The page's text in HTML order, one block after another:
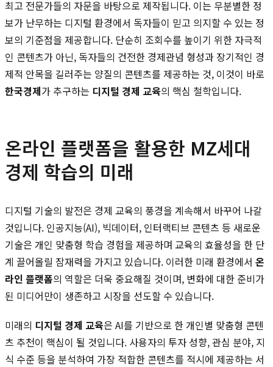
최고 전문가들의 자문을 바탕으로 제작됩니다. 이는 무분별한 정
보가 난무하는 디지털 환경에서 독자들이 믿고 의지할 수 있는 정
보의 기준점을 제공합니다. 단순히 조회수를 높이기 위한 자극적
인 콘텐츠가 아닌, 독자들의 건전한 경제관념 형성과 장기적인 경
제적 안목을 길러주는 양질의 콘텐츠를 제공하는 것, 이것이 바로
한국경제가 추구하는 디지털 경제 교육의 핵심 철학입니다.
온라인 플랫폼을 활용한 MZ세대
경제 학습의 미래
디지털 기술의 발전은 경제 교육의 풍경을 계속해서 바꾸어 나갈
것입니다. 인공지능(AI), 빅데이터, 인터랙티브 콘텐츠 등 새로운
기술은 개인 맞춤형 학습 경험을 제공하며 교육의 효율성을 한 단
계 끌어올릴 잠재력을 가지고 있습니다. 이러한 미래 환경에서 온
라인 플랫폼의 역할은 더욱 중요해질 것이며, 변화에 대한 준비가
된 미디어만이 생존하고 시장을 선도할 수 있습니다.
미래의 디지털 경제 교육은 AI를 기반으로 한 개인별 맞춤형 콘텐
츠 추천이 핵심이 될 것입니다. 사용자의 투자 성향, 관심 분야, 지
식 수준 등을 분석하여 가장 적합한 콘텐츠를 적시에 제공하는 서